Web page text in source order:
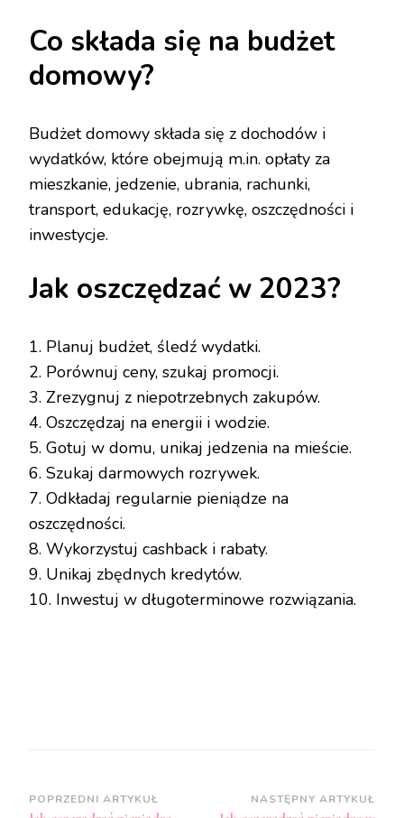
Co składa się na budżet
domowy?
Budżet domowy składa się z dochodów i
wydatków, które obejmują m.in. opłaty za
mieszkanie, jedzenie, ubrania, rachunki,
transport, edukację, rozrywkę, oszczędności i
inwestycje.
Jak oszczędzać w 2023?
1. Planuj budżet, śledź wydatki.
2. Porównuj ceny, szukaj promocji.
3. Zrezygnuj z niepotrzebnych zakupów.
4. Oszczędzaj na energii i wodzie.
5. Gotuj w domu, unikaj jedzenia na mieście.
6. Szukaj darmowych rozrywek.
7. Odkładaj regularnie pieniądze na
oszczędności.
8. Wykorzystuj cashback i rabaty.
9. Unikaj zbędnych kredytów.
10. Inwestuj w długoterminowe rozwiązania.
Zobacz
POPRZEDNI ARTYKUŁ NASTĘPNY ARTYKUŁ